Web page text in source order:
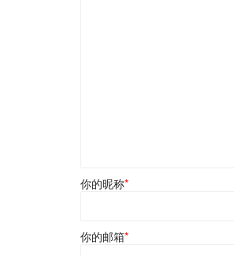
你的昵称*
你的邮箱*